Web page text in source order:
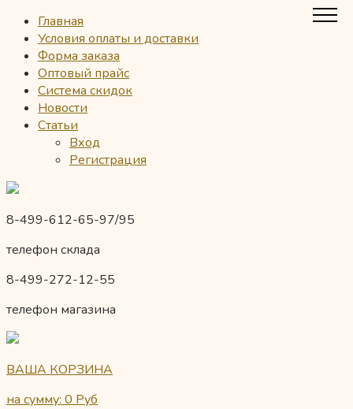
Главная
Условия оплаты и доставки
Форма заказа
Оптовый прайс
Система скидок
Новости
Статьи
Вход
Регистрация
8-499-612-65-97/95
телефон склада
8-499-272-12-55
телефон магазина
ВАША КОРЗИНА
на сумму: 0 Руб